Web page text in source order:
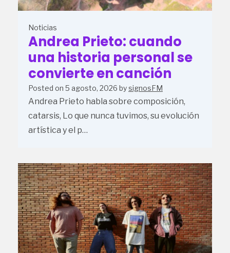
Noticias
Andrea Prieto: cuando
una historia personal se
convierte en canción
Posted on 5 agosto, 2026 bysignosFM
Andrea Prieto habla sobre composición,
catarsis, Lo que nunca tuvimos, su evolución
artística y el p…